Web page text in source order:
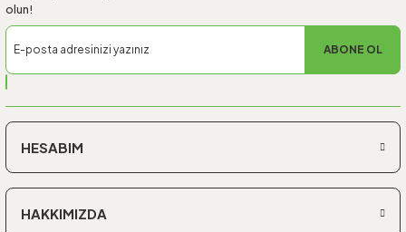
olun!
ABONE OL
HESABIM
HAKKIMIZDA